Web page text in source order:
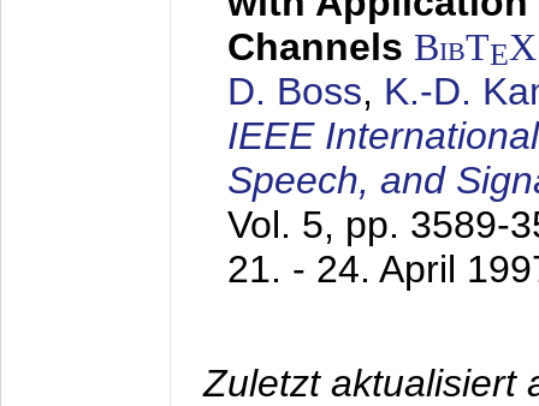
Channels BibTEX
D. Boss, K.-D.
IEEE
Speech, and
Vol. 5, pp. 3589-
21. - 24. April
Zuletzt aktualisiert